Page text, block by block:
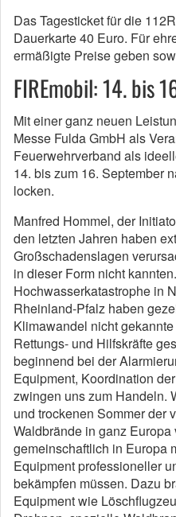
Das Tagesticket für die
Dauerkarte 40 Euro. Für
ermäßigte Preise geben
FIREmobil: 14. bis
Mit einer ganz neuen
Messe Fulda GmbH als
Feuerwehrverband als
14. bis zum 16. September
locken.
Manfred Hommel, der
den letzten Jahren haben
Großschadenslagen
in dieser Form nicht
Hochwasserkatastrophe in
Rheinland-Pfalz haben
Klimawandel nicht
Rettungs- und Hilfskräfte
beginnend bei der
Equipment, Koordination
zwingen uns zum Handeln.
und trockenen Sommer der
Waldbrände in ganz
gemeinschaftlich in Europa
Equipment professioneller
bekämpfen müssen. Dazu
Equipment wie